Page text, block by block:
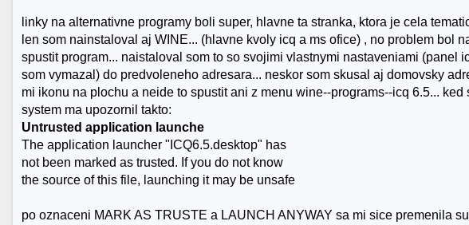
linky na alternativne programy boli super, hlavne ta stranka, ktora je cela
len som nainstaloval aj WINE... (hlavne kvoly icq a ms ofice) , no problem bol
spustit program... naistaloval som to so svojimi vlastnymi nastaveniami (panel
som vymazal) do predvoleneho adresara... neskor som skusal aj domovsky
mi ikonu na plochu a neide to spustit ani z menu wine--programs--icq 6.5...
system ma upozornil takto:
Untrusted application launche
The application launcher "ICQ6.5.desktop" has
not been marked as trusted. If you do not know
the source of this file, launching it may be unsafe
po oznaceni MARK AS TRUSTE a LAUNCH ANYWAY sa mi sice premenila